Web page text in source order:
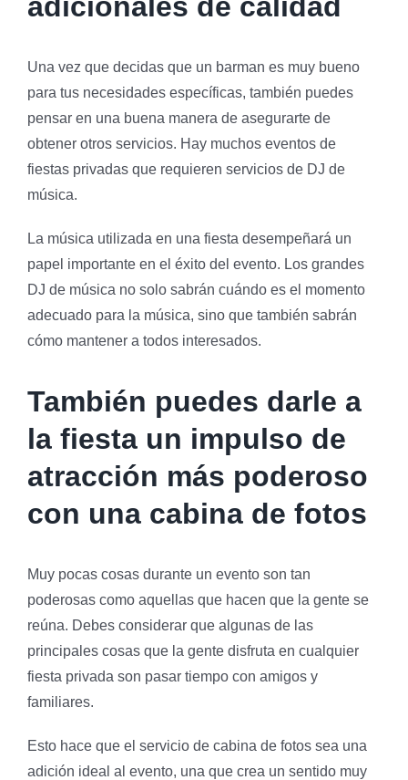
Una vez que decidas que un barman es muy bueno
para tus necesidades específicas, también puedes
pensar en una buena manera de asegurarte de
obtener otros servicios. Hay muchos eventos de
fiestas privadas que requieren servicios de DJ de
música.
La música utilizada en una fiesta desempeñará un
papel importante en el éxito del evento. Los grandes
DJ de música no solo sabrán cuándo es el momento
adecuado para la música, sino que también sabrán
cómo mantener a todos interesados.
También puedes darle a
la fiesta un impulso de
atracción más poderoso
con una cabina de fotos
Muy pocas cosas durante un evento son tan
poderosas como aquellas que hacen que la gente se
reúna. Debes considerar que algunas de las
principales cosas que la gente disfruta en cualquier
fiesta privada son pasar tiempo con amigos y
familiares.
Esto hace que el servicio de cabina de fotos sea una
adición ideal al evento, una que crea un sentido muy